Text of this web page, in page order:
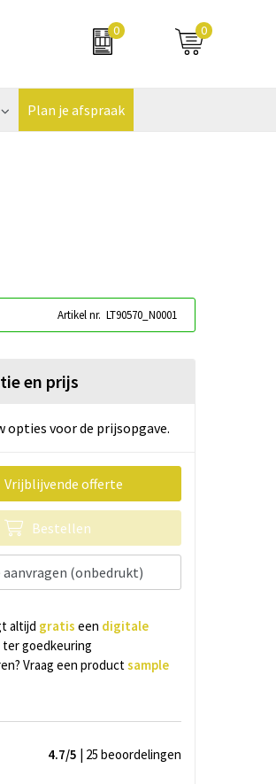
0 0
Plan je afspraak
Artikel nr. LT90570_N0001
en prijs
opties voor de prijsopgave.
Vrijblijvende offerte
Bestellen
aanvragen (onbedrukt)
altijd gratis een digitale
ter goedkeuring
Vraag een productsample
4.7/5 | 25 beoordelingen